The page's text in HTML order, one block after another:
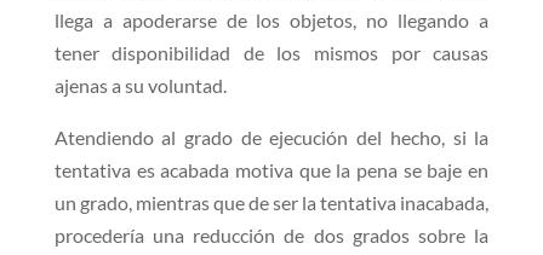
llega a apoderarse de los objetos, no llegando a
tener disponibilidad de los mismos por causas
ajenas a su voluntad.
Atendiendo al grado de ejecución del hecho, si la
tentativa es acabada motiva que la pena se baje en
un grado, mientras que de ser la tentativa inacabada,
procedería una reducción de dos grados sobre la